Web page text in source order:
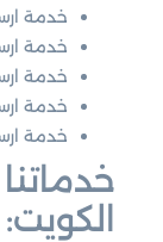
خدمة
خدمة
خدمة
خدمة
خدمة
الكويت: